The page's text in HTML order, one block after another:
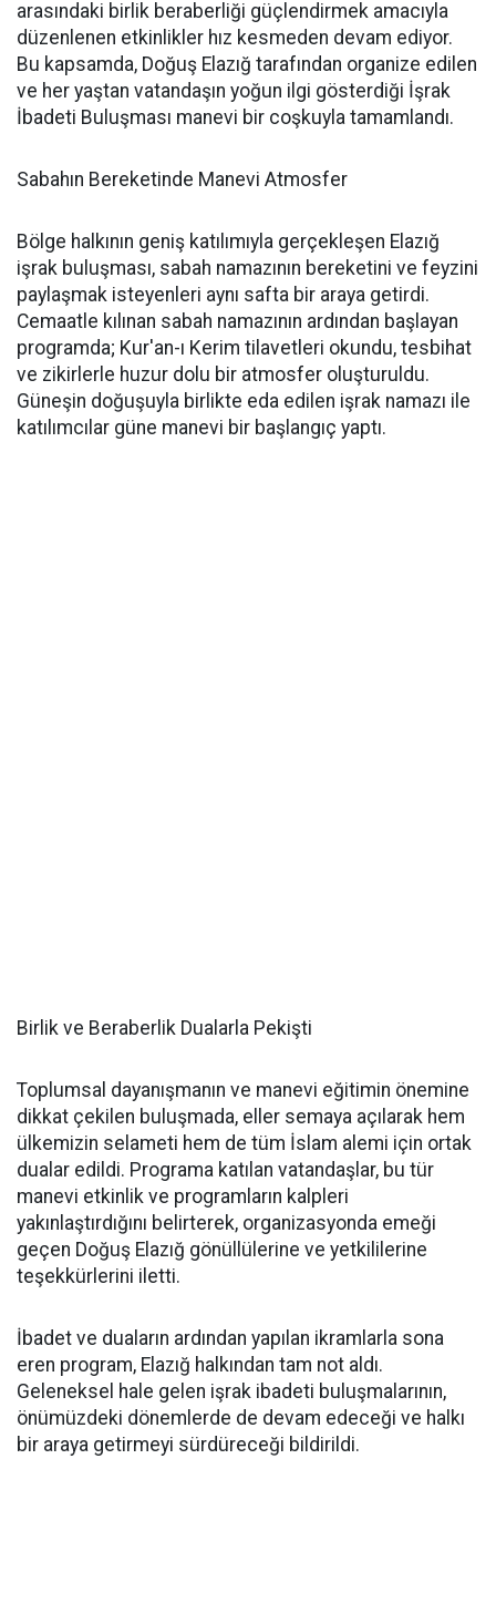
arasındaki birlik beraberliği güçlendirmek amacıyla
düzenlenen etkinlikler hız kesmeden devam ediyor.
Bu kapsamda, Doğuş Elazığ tarafından organize edilen
ve her yaştan vatandaşın yoğun ilgi gösterdiği İşrak
İbadeti Buluşması manevi bir coşkuyla tamamlandı.
Sabahın Bereketinde Manevi Atmosfer
Bölge halkının geniş katılımıyla gerçekleşen Elazığ
işrak buluşması, sabah namazının bereketini ve feyzini
paylaşmak isteyenleri aynı safta bir araya getirdi.
Cemaatle kılınan sabah namazının ardından başlayan
programda; Kur'an-ı Kerim tilavetleri okundu, tesbihat
ve zikirlerle huzur dolu bir atmosfer oluşturuldu.
Güneşin doğuşuyla birlikte eda edilen işrak namazı ile
katılımcılar güne manevi bir başlangıç yaptı.
Birlik ve Beraberlik Dualarla Pekişti
Toplumsal dayanışmanın ve manevi eğitimin önemine
dikkat çekilen buluşmada, eller semaya açılarak hem
ülkemizin selameti hem de tüm İslam alemi için ortak
dualar edildi. Programa katılan vatandaşlar, bu tür
manevi etkinlik ve programların kalpleri
yakınlaştırdığını belirterek, organizasyonda emeği
geçen Doğuş Elazığ gönüllülerine ve yetkililerine
teşekkürlerini iletti.
İbadet ve duaların ardından yapılan ikramlarla sona
eren program, Elazığ halkından tam not aldı.
Geleneksel hale gelen işrak ibadeti buluşmalarının,
önümüzdeki dönemlerde de devam edeceği ve halkı
bir araya getirmeyi sürdüreceği bildirildi.